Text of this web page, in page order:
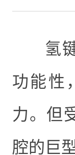
氢
功能性
力。但
腔的巨